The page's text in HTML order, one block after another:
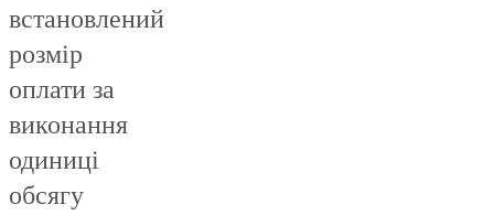
встановлений
розмір
оплати за
виконання
одиниці
обсягу